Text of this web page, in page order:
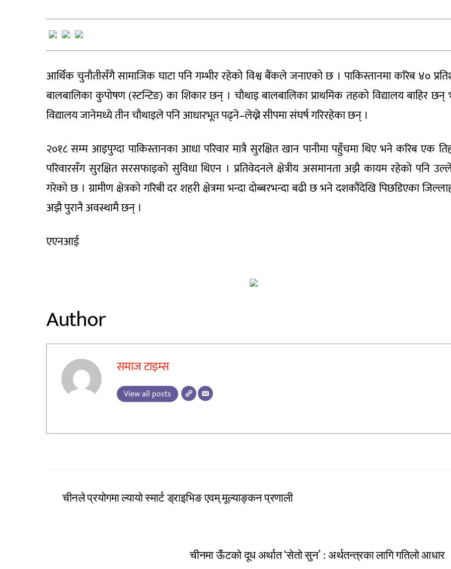
आर्थिक चुनौतीसँगै सामाजिक घाटा पनि गम्भीर रहेको विश्व बैंकले जनाएको छ । पाकिस्तानमा करिब ४०
बालबालिका कुपोषण (स्टन्टिङ) का शिकार छन् । चौथाइ बालबालिका प्राथमिक तहको विद्यालय बाहिर
विद्यालय जानेमध्ये तीन चौथाइले पनि आधारभूत पढ्ने–लेख्ने सीपमा संघर्ष गरिरहेका छन् ।
२०१८ सम्म आइपुग्दा पाकिस्तानका आधा परिवार मात्रै सुरक्षित खान पानीमा पहुँचमा थिए भने करिब एक
परिवारसँग सुरक्षित सरसफाइको सुविधा थिएन । प्रतिवेदनले क्षेत्रीय असमानता अझै कायम रहेको पनि
गरेको छ । ग्रामीण क्षेत्रको गरिबी दर शहरी क्षेत्रमा भन्दा दोब्बरभन्दा बढी छ भने दशकौंदेखि पिछडिएका
अझै पुरानै अवस्थामै छन् ।
एएनआई
Author
समाज टाइम्स
View all posts
चीनले प्रयोगमा ल्यायो स्मार्ट ड्राइभिङ एवम् मूल्याङ्कन प्रणाली
चीनमा ऊँटको दूध अर्थात ‘सेतो सुन’ : अर्थतन्त्रका लागि गतिलो आधार